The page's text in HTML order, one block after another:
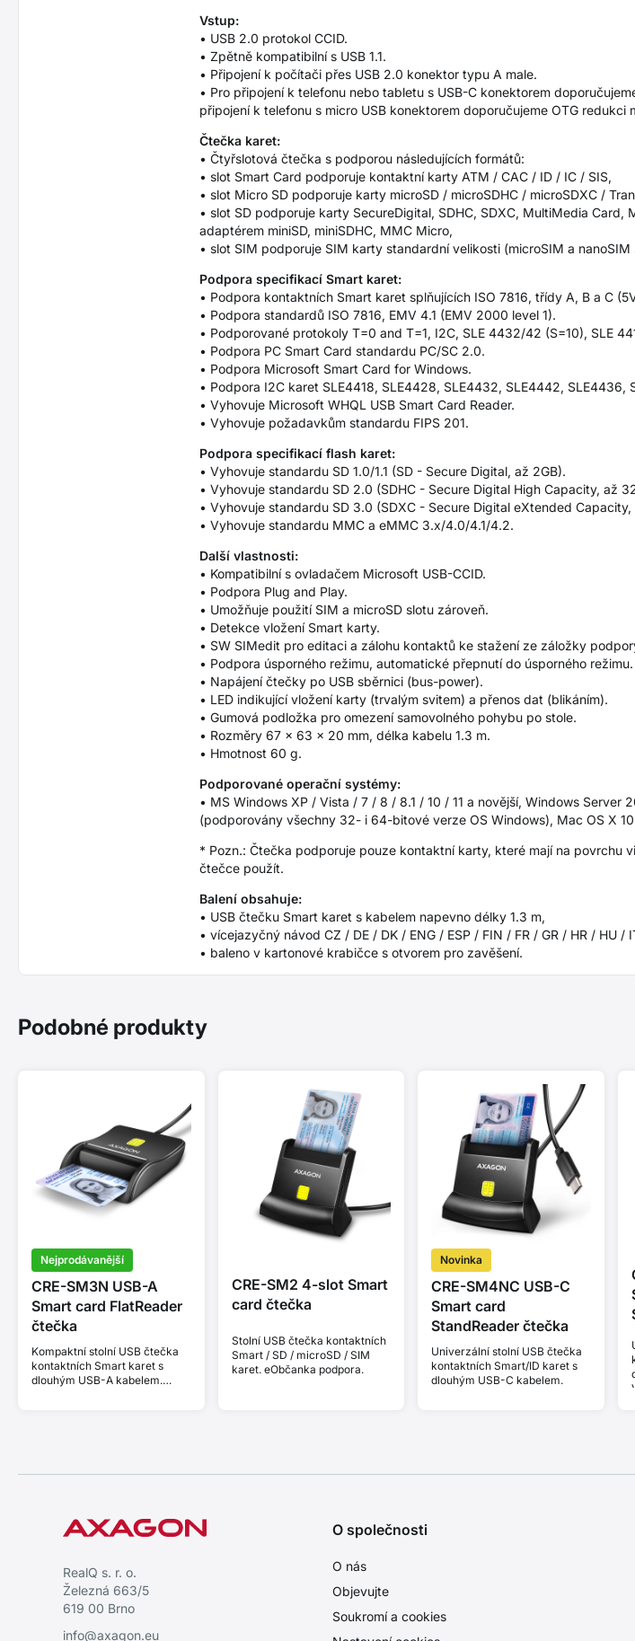
Vstup:
• USB 2.0 protokol CCID.
• Zpětně kompatibilní s USB 1.1.
• Připojení k počítači přes USB 2.0 konektor typu A male.
• Pro připojení k telefonu nebo tabletu s USB-C konektorem
připojení k telefonu s micro USB konektorem doporučujeme OTG redukci
Čtečka karet:
• Čtyřslotová čtečka s podporou následujících formátů:
• slot Smart Card podporuje kontaktní karty ATM / CAC / ID / IC / SIS,
• slot Micro SD podporuje karty microSD / microSDHC / microSDXC /
• slot SD podporuje karty SecureDigital, SDHC, SDXC, MultiMedia
adaptérem miniSD, miniSDHC, MMC Micro,
• slot SIM podporuje SIM karty standardní velikosti (microSIM a
Podpora specifikací Smart karet:
• Podpora kontaktních Smart karet splňujících ISO 7816, třídy A, B a C
• Podpora standardů ISO 7816, EMV 4.1 (EMV 2000 level 1).
• Podporované protokoly T=0 and T=1, I2C, SLE 4432/42 (S=10), SLE
• Podpora PC Smart Card standardu PC/SC 2.0.
• Podpora Microsoft Smart Card for Windows.
• Podpora I2C karet SLE4418, SLE4428, SLE4432, SLE4442, SLE4436,
• Vyhovuje Microsoft WHQL USB Smart Card Reader.
• Vyhovuje požadavkům standardu FIPS 201.
Podpora specifikací flash karet:
• Vyhovuje standardu SD 1.0/1.1 (SD - Secure Digital, až 2GB).
• Vyhovuje standardu SD 2.0 (SDHC - Secure Digital High Capacity, až
• Vyhovuje standardu SD 3.0 (SDXC - Secure Digital eXtended Capacity,
• Vyhovuje standardu MMC a eMMC 3.x/4.0/4.1/4.2.
Další vlastnosti:
• Kompatibilní s ovladačem Microsoft USB-CCID.
• Podpora Plug and Play.
• Umožňuje použití SIM a microSD slotu zároveň.
• Detekce vložení Smart karty.
• SW SIMedit pro editaci a zálohu kontaktů ke stažení ze záložky
• Podpora úsporného režimu, automatické přepnutí do úsporného režimu.
• Napájení čtečky po USB sběrnici (bus-power).
• LED indikující vložení karty (trvalým svitem) a přenos dat (blikáním).
• Gumová podložka pro omezení samovolného pohybu po stole.
• Rozměry 67 x 63 x 20 mm, délka kabelu 1.3 m.
• Hmotnost 60 g.
Podporované operační systémy:
• MS Windows XP / Vista / 7 / 8 / 8.1 / 10 / 11 a novější, Windows
(podporovány všechny 32- i 64-bitové verze OS Windows), Mac OS X
* Pozn.: Čtečka podporuje pouze kontaktní karty, které mají na povrchu
čtečce použít.
Balení obsahuje:
• USB čtečku Smart karet s kabelem napevno délky 1.3 m,
• vícejazyčný návod CZ / DE / DK / ENG / ESP / FIN / FR / GR / HR / HU
• baleno v kartonové krabičce s otvorem pro zavěšení.
Podobné produkty
Nejprodávanější
CRE-SM3N USB-A
Smart card FlatReader
čtečka
Kompaktní stolní USB čtečka
kontaktních Smart karet s
dlouhým USB-A kabelem.
CRE-SM2 4-slot Smart
card čtečka
Stolní USB čtečka kontaktních
Smart / SD / microSD / SIM
karet. eObčanka podpora.
Novinka
CRE-SM4NC USB-C
Smart card
StandReader čtečka
Univerzální stolní USB čtečka
kontaktních Smart/ID karet s
dlouhým USB-C kabelem.
RealQ s. r. o.
Železná 663/5
619 00 Brno
info@axagon.eu
O společnosti
O nás
Objevujte
Soukromí a cookies